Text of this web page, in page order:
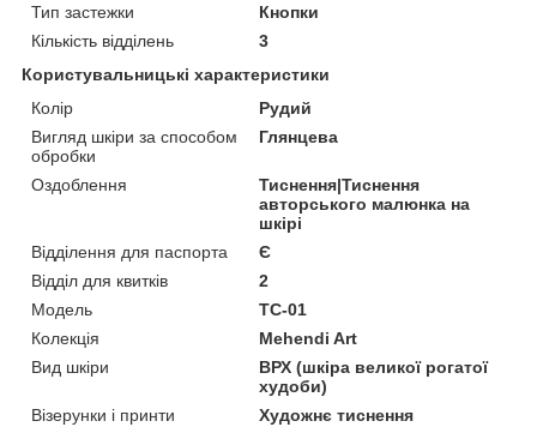
Тип застежки
Кнопки
Кількість відділень
3
Користувальницькі характеристики
Колір
Рудий
Вигляд шкіри за способом
обробки
Глянцева
Оздоблення
Тиснення|Тиснення
авторського малюнка на
шкірі
Відділення для паспорта
Є
Відділ для квитків
2
Модель
TC-01
Колекція
Mehendi Art
Вид шкіри
ВРХ (шкіра великої рогатої
худоби)
Візерунки і принти
Художнє тиснення